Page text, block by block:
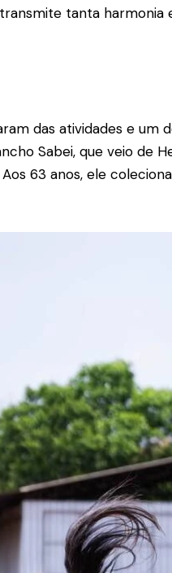
tanta harmonia
das atividades e um
Sabei, que veio de
63 anos, ele